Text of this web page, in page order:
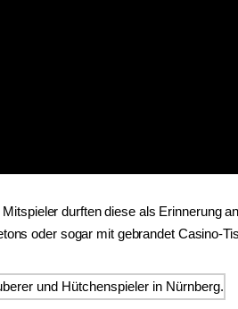
durften diese als Erinnerung
oder sogar mit gebrandet Casino-